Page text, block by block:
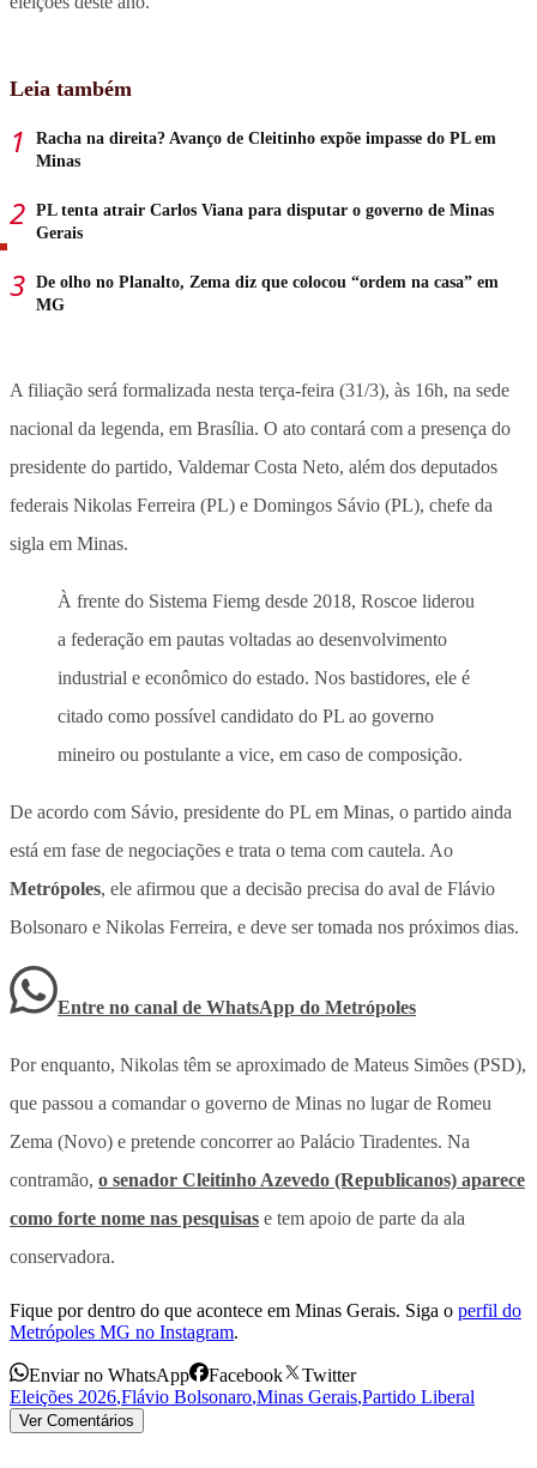
Leia também
Racha na direita? Avanço de Cleitinho expõe impasse do PL em
Minas
PL tenta atrair Carlos Viana para disputar o governo de Minas
Gerais
De olho no Planalto, Zema diz que colocou “ordem na casa” em
MG
A filiação será formalizada nesta terça-feira (31/3), às 16h, na sede
nacional da legenda, em Brasília. O ato contará com a presença do
presidente do partido, Valdemar Costa Neto, além dos deputados
federais Nikolas Ferreira (PL) e Domingos Sávio (PL), chefe da
sigla em Minas.
À frente do Sistema Fiemg desde 2018, Roscoe liderou
a federação em pautas voltadas ao desenvolvimento
industrial e econômico do estado. Nos bastidores, ele é
citado como possível candidato do PL ao governo
mineiro ou postulante a vice, em caso de composição.
De acordo com Sávio, presidente do PL em Minas, o partido ainda
está em fase de negociações e trata o tema com cautela. Ao
Metrópoles, ele afirmou que a decisão precisa do aval de Flávio
Bolsonaro e Nikolas Ferreira, e deve ser tomada nos próximos dias.
Entre no canal de WhatsApp do Metrópoles
Por enquanto, Nikolas têm se aproximado de Mateus Simões (PSD),
que passou a comandar o governo de Minas no lugar de Romeu
Zema (Novo) e pretende concorrer ao Palácio Tiradentes. Na
contramão, o senador Cleitinho Azevedo (Republicanos) aparece
como forte nome nas pesquisas e tem apoio de parte da ala
conservadora.
Fique por dentro do que acontece em Minas Gerais. Siga o perfil do
Metrópoles MG no Instagram.
Enviar no WhatsApp Facebook
Twitter
Eleições 2026,Flávio Bolsonaro,Minas Gerais,Partido Liberal
Ver Comentários